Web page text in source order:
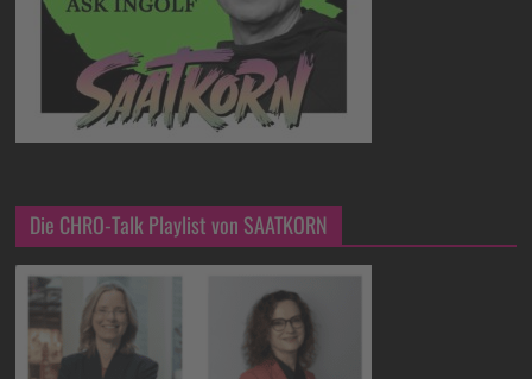
Die CHRO-Talk Playlist von SAATKORN